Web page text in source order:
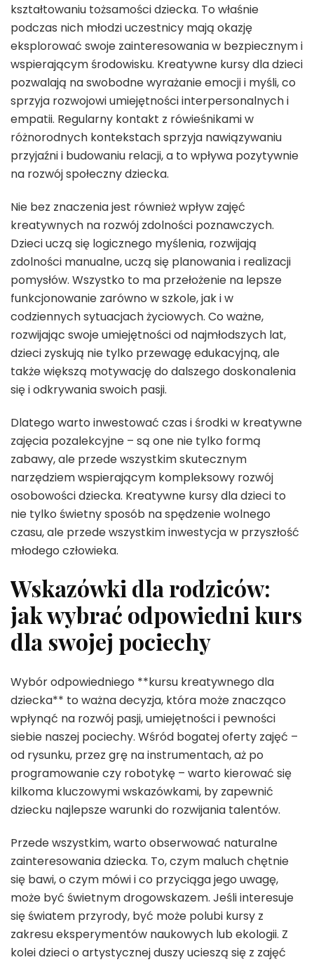
kształtowaniu tożsamości dziecka. To właśnie
podczas nich młodzi uczestnicy mają okazję
eksplorować swoje zainteresowania w bezpiecznym i
wspierającym środowisku. Kreatywne kursy dla dzieci
pozwalają na swobodne wyrażanie emocji i myśli, co
sprzyja rozwojowi umiejętności interpersonalnych i
empatii. Regularny kontakt z rówieśnikami w
różnorodnych kontekstach sprzyja nawiązywaniu
przyjaźni i budowaniu relacji, a to wpływa pozytywnie
na rozwój społeczny dziecka.
Nie bez znaczenia jest również wpływ zajęć
kreatywnych na rozwój zdolności poznawczych.
Dzieci uczą się logicznego myślenia, rozwijają
zdolności manualne, uczą się planowania i realizacji
pomysłów. Wszystko to ma przełożenie na lepsze
funkcjonowanie zarówno w szkole, jak i w
codziennych sytuacjach życiowych. Co ważne,
rozwijając swoje umiejętności od najmłodszych lat,
dzieci zyskują nie tylko przewagę edukacyjną, ale
także większą motywację do dalszego doskonalenia
się i odkrywania swoich pasji.
Dlatego warto inwestować czas i środki w kreatywne
zajęcia pozalekcyjne – są one nie tylko formą
zabawy, ale przede wszystkim skutecznym
narzędziem wspierającym kompleksowy rozwój
osobowości dziecka. Kreatywne kursy dla dzieci to
nie tylko świetny sposób na spędzenie wolnego
czasu, ale przede wszystkim inwestycja w przyszłość
młodego człowieka.
Wskazówki dla rodziców:
jak wybrać odpowiedni kurs
dla swojej pociechy
Wybór odpowiedniego **kursu kreatywnego dla
dziecka** to ważna decyzja, która może znacząco
wpłynąć na rozwój pasji, umiejętności i pewności
siebie naszej pociechy. Wśród bogatej oferty zajęć –
od rysunku, przez grę na instrumentach, aż po
programowanie czy robotykę – warto kierować się
kilkoma kluczowymi wskazówkami, by zapewnić
dziecku najlepsze warunki do rozwijania talentów.
Przede wszystkim, warto obserwować naturalne
zainteresowania dziecka. To, czym maluch chętnie
się bawi, o czym mówi i co przyciąga jego uwagę,
może być świetnym drogowskazem. Jeśli interesuje
się światem przyrody, być może polubi kursy z
zakresu eksperymentów naukowych lub ekologii. Z
kolei dzieci o artystycznej duszy ucieszą się z zajęć